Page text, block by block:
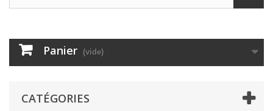
Panier (vide)
CATÉGORIES